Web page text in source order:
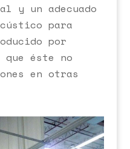
y un adecuado
para
por
que éste no
en otras